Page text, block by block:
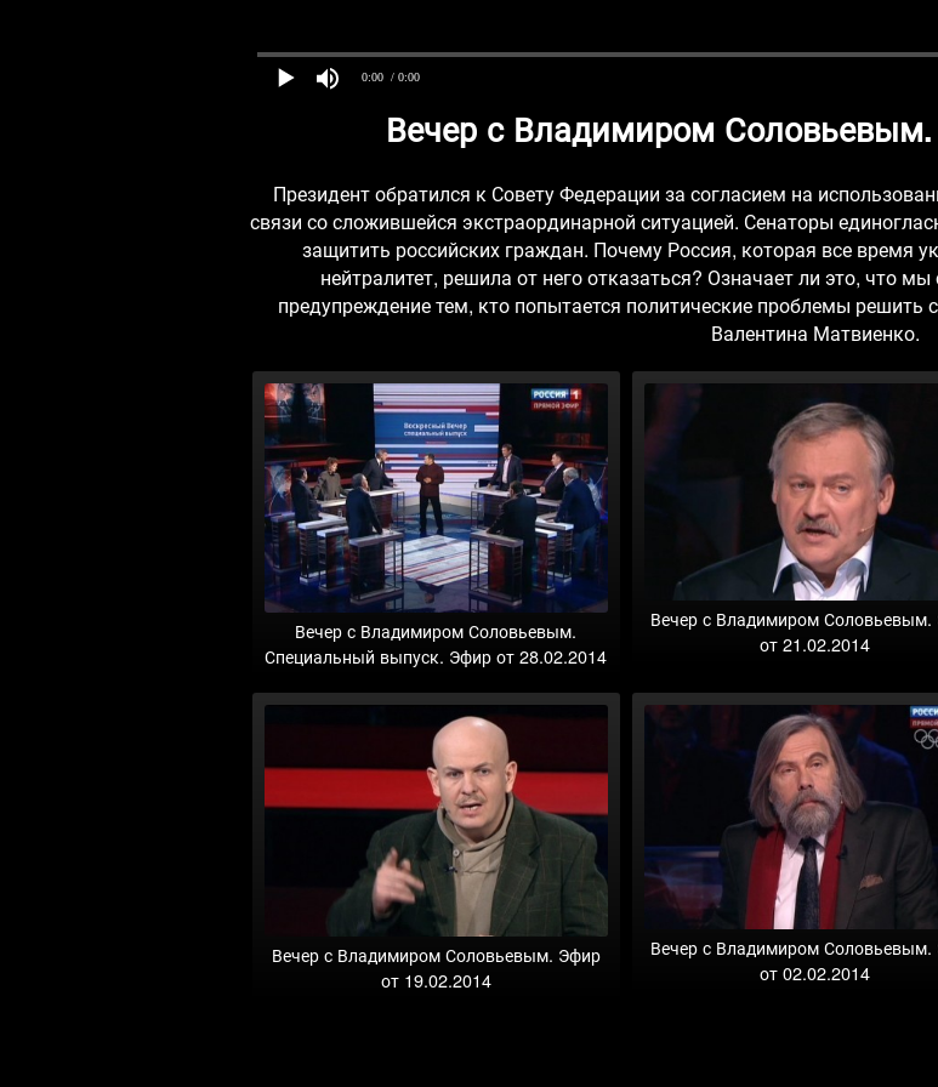
0:00 / 0:00
Вечер с Владимиром
Президент обратился к Совету Федерации за согласием на
связи со сложившейся экстраординарной ситуацией. Сенаторы
защитить российских граждан. Почему Россия, которая все время
нейтралитет, решила от него отказаться? Означает ли это, что
предупреждение тем, кто попытается политические проблемы решить
Валентина Матвиенко.
Вечер с Владимиром Соловьевым.
Специальный выпуск. Эфир от 28.02.2014
Вечер с Владимиром
от 21.02.2014
Вечер с Владимиром Соловьевым. Эфир
от 19.02.2014
Вечер с Владимиром
от 02.02.2014